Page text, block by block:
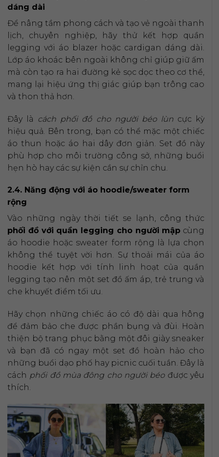
dáng dài
Để nâng tầm phong cách và tạo vẻ ngoài thanh
lịch, chuyên nghiệp, hãy thử kết hợp quần
legging với áo blazer hoặc cardigan dáng dài.
Lớp áo khoác bên ngoài không chỉ giúp giữ ấm
mà còn tạo ra hai đường kẻ sọc dọc theo cơ thể,
mang lại hiệu ứng thị giác giúp bạn trông cao
và thon thả hơn.
Đây là cách phối đồ cho người béo lùncực kỳ
hiệu quả. Bên trong, bạn có thể mặc một chiếc
áo thun hoặc áo hai dây đơn giản. Set đồ này
phù hợp cho môi trường công sở, những buổi
hẹn hò hay các sự kiện cần sự chỉn chu.
2.4. Năng động với áo hoodie/sweater form
rộng
Vào những ngày thời tiết se lạnh, công thức
phối đồ với quần legging cho người mập cùng
áo hoodie hoặc sweater form rộng là lựa chọn
không thể tuyệt vời hơn. Sự thoải mái của áo
hoodie kết hợp với tính linh hoạt của quần
legging tạo nên một set đồ ấm áp, trẻ trung và
che khuyết điểm tối ưu.
Hãy chọn những chiếc áo có độ dài qua hông
để đảm bảo che được phần bụng và đùi. Hoàn
thiện bộ trang phục bằng một đôi giày sneaker
và bạn đã có ngay một set đồ hoàn hảo cho
những buổi dạo phố hay picnic cuối tuần. Đây là
cách phối đồ mùa đông cho người béođược yêu
thích.